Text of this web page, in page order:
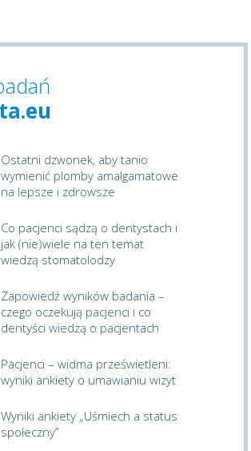
Ostatni dzwonek, aby tanio
wymienić plomby amalgamatowe
na lepsze i zdrowsze
Co pacjenci sądzą o dentystach i
jak (nie)wiele na ten temat
wiedzą stomatolodzy
Zapowiedź wyników badania –
czego oczekują pacjenci i co
dentyści wiedzą o pacjentach
Pacjenci – widma prześwietleni:
wyniki ankiety o umawianiu wizyt
Wyniki ankiety „Uśmiech a status
społeczny”